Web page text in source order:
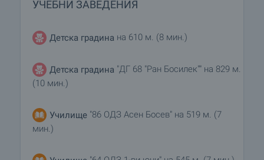
УЧЕБНИ ЗАВЕДЕНИЯ
Детска градина на 610 м. (8 мин.)
Детска градина "ДГ 68 "Ран Босилек"" на 829 м.
(10 мин.)
Училище "86 ОДЗ Асен Босев" на 519 м. (7
мин.)